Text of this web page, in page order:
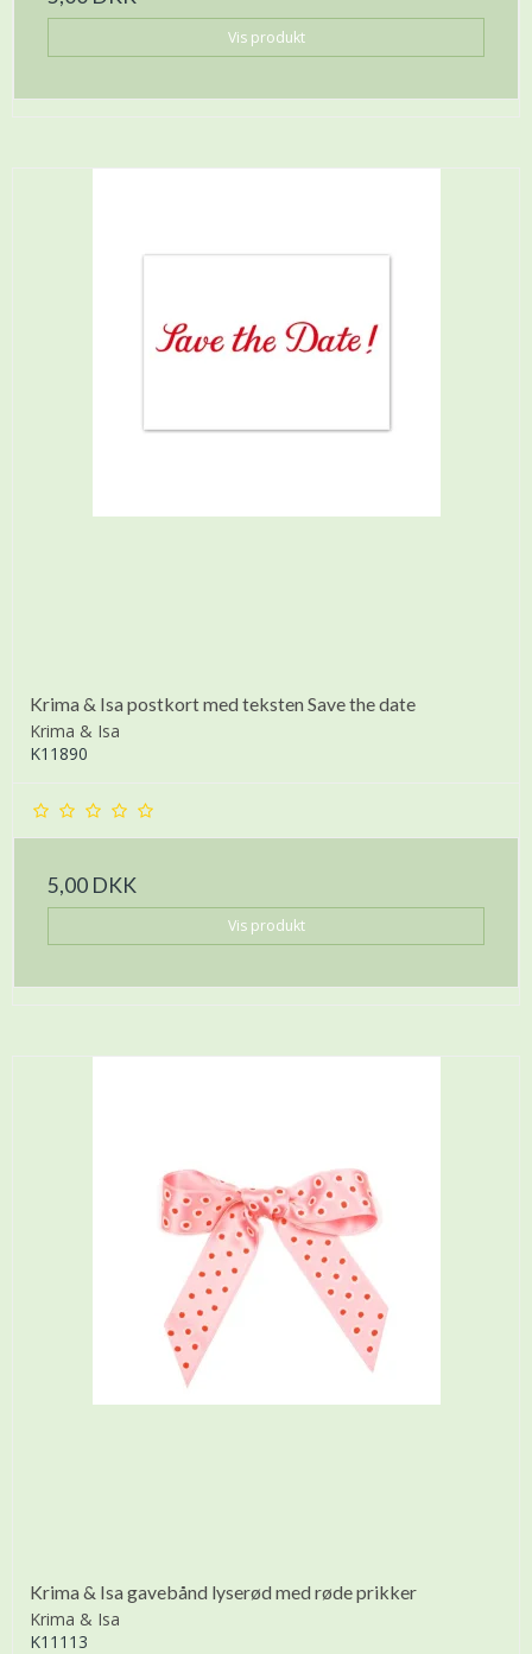
Vis produkt
Krima & Isa postkort med teksten Save the date
Krima & Isa
K11890
5,00 DKK
Vis produkt
Krima & Isa gavebånd lyserød med røde prikker
Krima & Isa
K11113